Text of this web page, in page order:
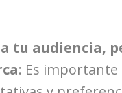
a tu audiencia,
: Es importante